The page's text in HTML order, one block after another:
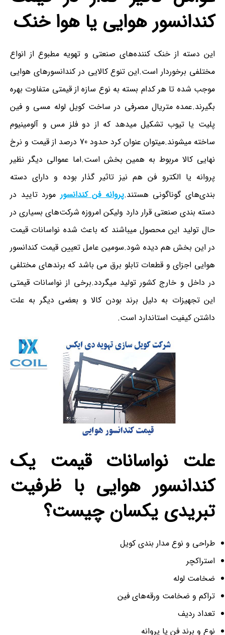
کندانسور هوایی یا هوا خنک
این دسته از خنک کننده‌های صنعتی و تهویه مطبوع از انواع
مختلفی برخوردار است.این تنوع کالایی در کندانسورهای هوایی
موجب شده تا هر کدام بسته به نوع سازه از قیمتی متفاوت بهره
بگیرند.عمده متریال مصرفی در ساخت کویل لوله مسی و فین
پلیت یا تیوب تشکیل میدهد که از دو فلز مس و آلومینیوم
ساخته میشوند.میتوان عنوان کرد حدود 70 درصد از قیمت و نرخ
نهایی کالا مربوط به همین بخش است.اما عموالی دیگر نظیر
پروانه یا الکترو فن هم نیز تاثیر گذار بوده و دارای دسته
بندی‌های گوناگونی هستند.پروانه فن کندانسورمورد تایید در
دسته بندی صنعتی قرار دارد ولیکن امروزه شرکت‌های بسیاری در
حال تولید این محصول میباشند که باعث شده نواسانات قیمت
در این بخش هم دیده شود.سومین عامل تعیین قیمت کندانسور
هوایی اجزای و قطعات تابلو برق می باشد که برندهای مختلفی
در داخل و خارج کشور تولید میگردد.برخی از نواسانات قیمتی
این تجهیزات به دلیل برند بودن کالا و بعضی دیگر به علت
داشتن کیفیت استاندارد است.
علت نواسانات قیمت یک
کندانسور هوایی با ظرفیت
تبریدی یکسان چیست؟
طراحی و نوع مدار بندی کویل
استراکچر
ضخامت لوله
تراکم و ضخامت ورقه‌های فین
تعداد ردیف
نوع و برند فن یا پروانه